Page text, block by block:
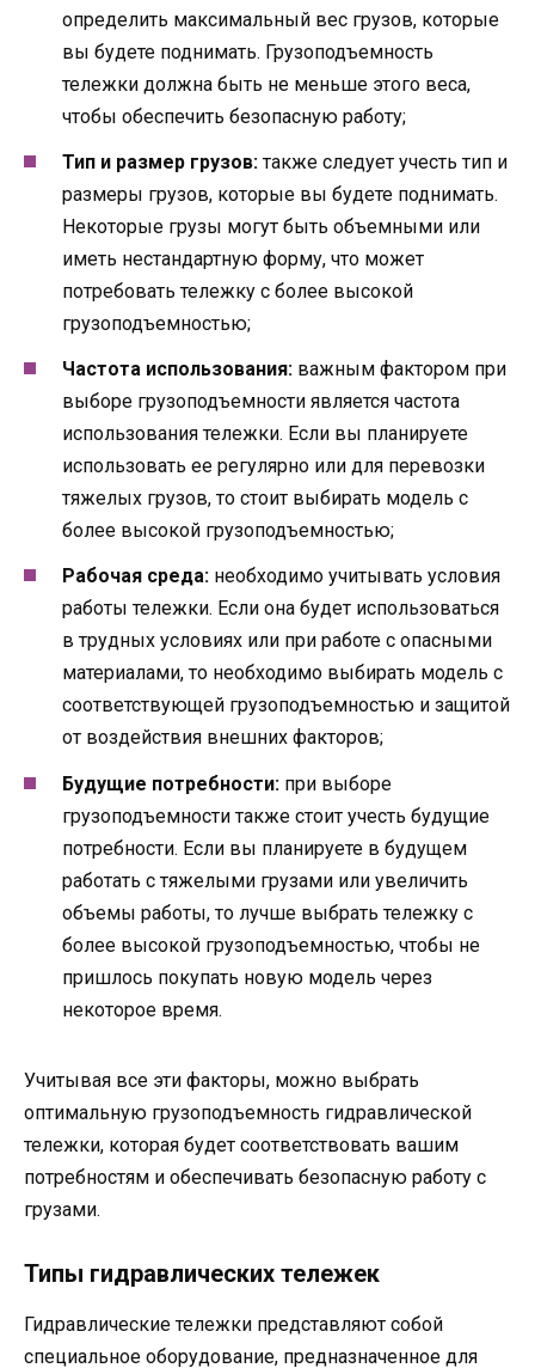
определить максимальный вес грузов, которые
вы будете поднимать. Грузоподъемность
тележки должна быть не меньше этого веса,
чтобы обеспечить безопасную работу;
Тип и размер грузов: также следует учесть тип и
размеры грузов, которые вы будете поднимать.
Некоторые грузы могут быть объемными или
иметь нестандартную форму, что может
потребовать тележку с более высокой
грузоподъемностью;
Частота использования: важным фактором при
выборе грузоподъемности является частота
использования тележки. Если вы планируете
использовать ее регулярно или для перевозки
тяжелых грузов, то стоит выбирать модель с
более высокой грузоподъемностью;
Рабочая среда: необходимо учитывать условия
работы тележки. Если она будет использоваться
в трудных условиях или при работе с опасными
материалами, то необходимо выбирать модель с
соответствующей грузоподъемностью и защитой
от воздействия внешних факторов;
Будущие потребности: при выборе
грузоподъемности также стоит учесть будущие
потребности. Если вы планируете в будущем
работать с тяжелыми грузами или увеличить
объемы работы, то лучше выбрать тележку с
более высокой грузоподъемностью, чтобы не
пришлось покупать новую модель через
некоторое время.
Учитывая все эти факторы, можно выбрать
оптимальную грузоподъемность гидравлической
тележки, которая будет соответствовать вашим
потребностям и обеспечивать безопасную работу с
грузами.
Типы гидравлических тележек
Гидравлические тележки представляют собой
специальное оборудование, предназначенное для